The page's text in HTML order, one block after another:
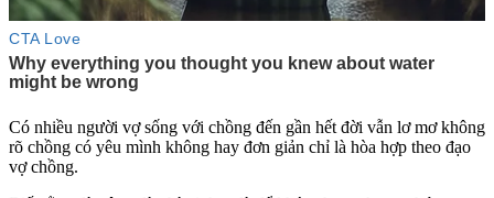
Có nhiều người vợ sống với chồng đến gần hết đời vẫn lơ mơ không
rõ chồng có yêu mình không hay đơn giản chỉ là hòa hợp theo đạo
vợ chồng.